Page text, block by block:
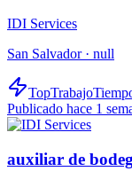
IDI Services
San Salvador · null
TopTrabajo
Publicado hace 1
auxiliar de